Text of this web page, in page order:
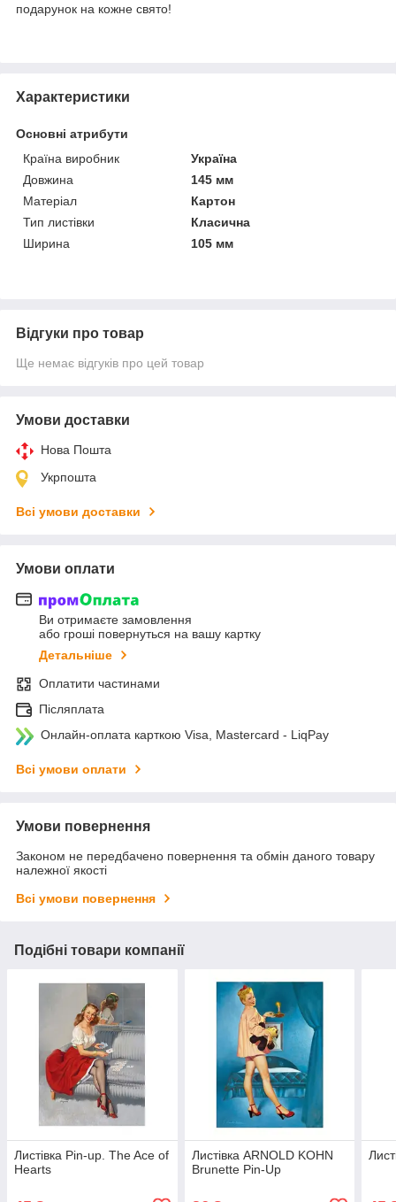
подарунок на кожне свято!
Характеристики
Основні атрибути
Країна виробник
Україна
Довжина
145 мм
Матеріал
Картон
Тип листівки
Класична
Ширина
105 мм
Відгуки про товар
Ще немає відгуків про цей товар
Умови доставки
Нова Пошта
Укрпошта
Всі умови доставки
Умови оплати
Ви отримаєте замовлення
або гроші повернуться на вашу картку
Детальніше
Оплатити частинами
Післяплата
Онлайн-оплата карткою Visa, Mastercard - LiqPay
Всі умови оплати
Умови повернення
Законом не передбачено повернення та обмін даного товару
належної якості
Всі умови повернення
Подібні товари компанії
Листівка Pin-up. The Ace of
Hearts
Листівка ARNOLD KOHN
Brunette Pin-Up